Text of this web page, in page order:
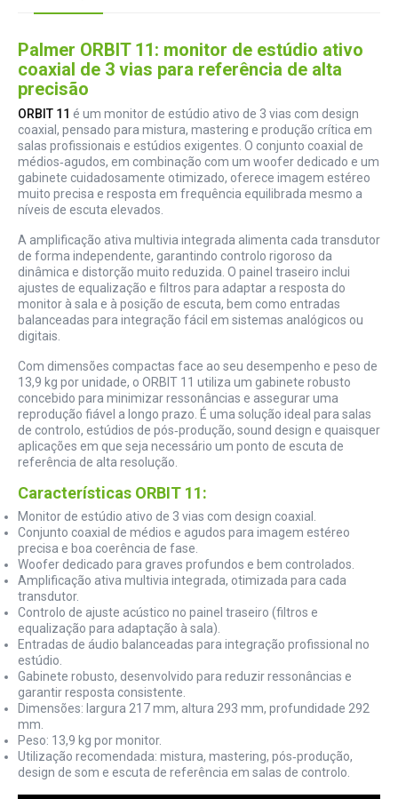
Palmer ORBIT 11: monitor de estúdio ativo
coaxial de 3 vias para referência de alta
precisão
ORBIT 11 é um monitor de estúdio ativo de 3 vias com design
coaxial, pensado para mistura, mastering e produção crítica em
salas profissionais e estúdios exigentes. O conjunto coaxial de
médios‑agudos, em combinação com um woofer dedicado e um
gabinete cuidadosamente otimizado, oferece imagem estéreo
muito precisa e resposta em frequência equilibrada mesmo a
níveis de escuta elevados.
A amplificação ativa multivia integrada alimenta cada transdutor
de forma independente, garantindo controlo rigoroso da
dinâmica e distorção muito reduzida. O painel traseiro inclui
ajustes de equalização e filtros para adaptar a resposta do
monitor à sala e à posição de escuta, bem como entradas
balanceadas para integração fácil em sistemas analógicos ou
digitais.
Com dimensões compactas face ao seu desempenho e peso de
13,9 kg por unidade, o ORBIT 11 utiliza um gabinete robusto
concebido para minimizar ressonâncias e assegurar uma
reprodução fiável a longo prazo. É uma solução ideal para salas
de controlo, estúdios de pós‑produção, sound design e quaisquer
aplicações em que seja necessário um ponto de escuta de
referência de alta resolução.
Características ORBIT 11:
Monitor de estúdio ativo de 3 vias com design coaxial.
Conjunto coaxial de médios e agudos para imagem estéreo
precisa e boa coerência de fase.
Woofer dedicado para graves profundos e bem controlados.
Amplificação ativa multivia integrada, otimizada para cada
transdutor.
Controlo de ajuste acústico no painel traseiro (filtros e
equalização para adaptação à sala).
Entradas de áudio balanceadas para integração profissional no
estúdio.
Gabinete robusto, desenvolvido para reduzir ressonâncias e
garantir resposta consistente.
Dimensões: largura 217 mm, altura 293 mm, profundidade 292
mm.
Peso: 13,9 kg por monitor.
Utilização recomendada: mistura, mastering, pós‑produção,
design de som e escuta de referência em salas de controlo.